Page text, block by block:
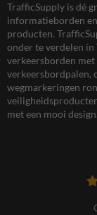
TrafficSupply is dé
informatieborden
producten.
onder te verdelen in
verkeersborden met
verkeersbordpalen,
wegmarkeringen
met een mooi design.